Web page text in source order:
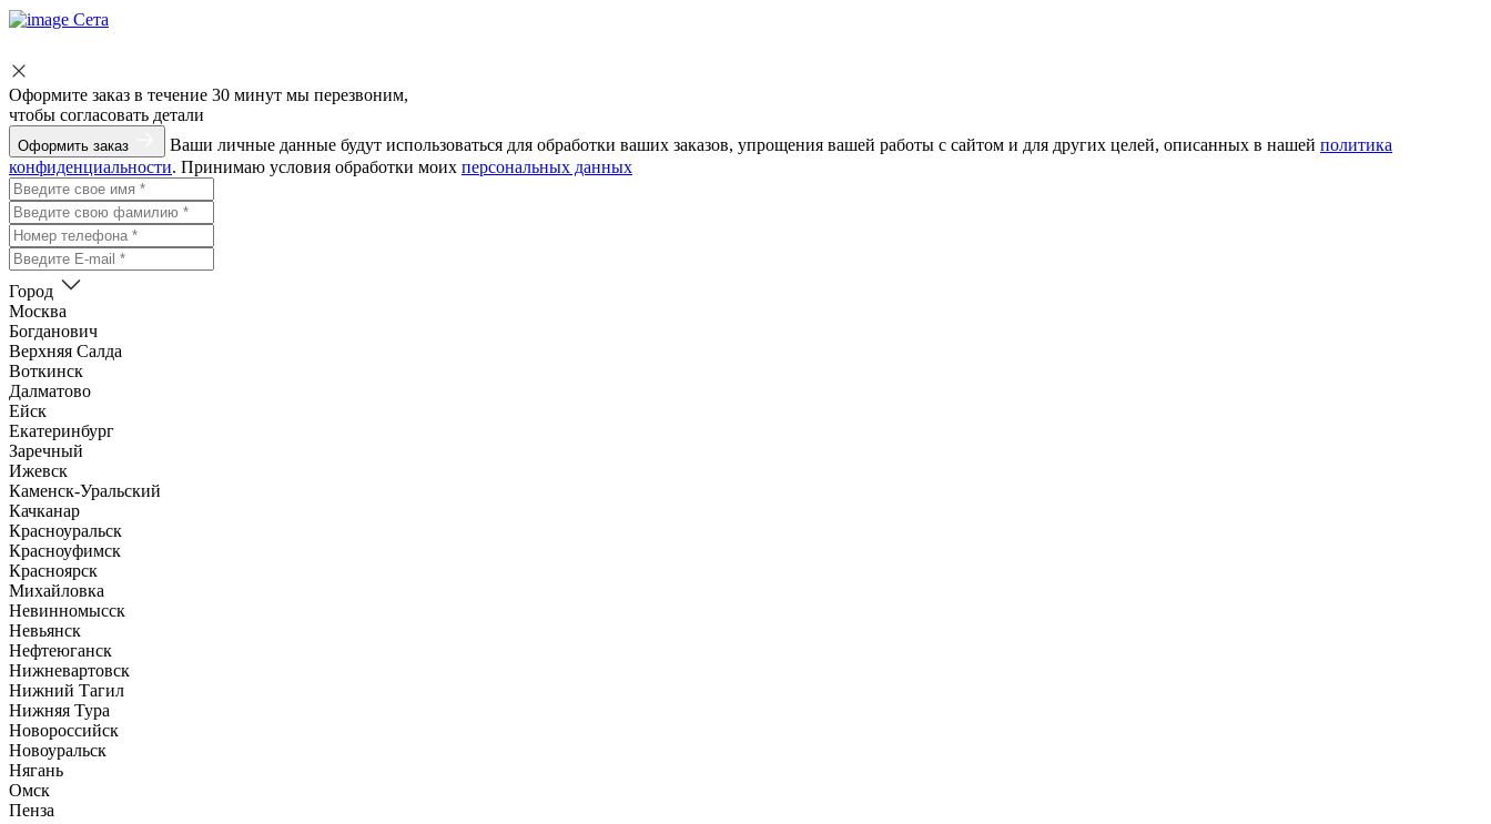
Сета
Оформите заказ в течение 30 минут мы перезвоним,
чтобы согласовать детали
Оформить заказ Ваши личные данные будут использоваться для обработки ваших заказов, упрощения вашей работы с сайтом и для других целей, описанных в нашей политика
конфиденциальности. Принимаю условия обработки моих персональных данных
Город
Москва
Богданович
Верхняя Салда
Воткинск
Далматово
Ейск
Екатеринбург
Заречный
Ижевск
Каменск-Уральский
Качканар
Красноуральск
Красноуфимск
Красноярск
Михайловка
Невинномысск
Невьянск
Нефтеюганск
Нижневартовск
Нижний Тагил
Нижняя Тура
Новороссийск
Новоуральск
Нягань
Омск
Пенза